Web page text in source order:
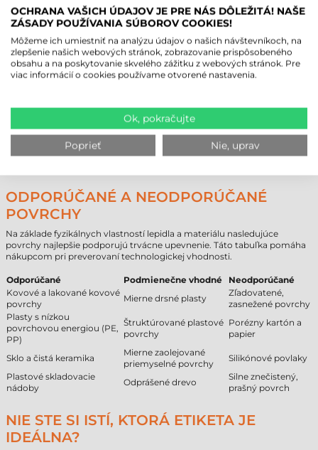
papierových etikiet.
Na tlač je potrebná špeciálna resin farbiaca páska, čo zvyšuje
náklady na tlač v porovnaní s papierom (o cca 20–30 %).
Na silne poréznych, neošetrených kartónových povrchoch môže
permanentné lepidlo vyvíjať svoju maximálnu silu pomalšie.
POROVNANIE ŽIVOTNOSTI
Typ materiálu
Očakávaná životnosť (interiér)
Direct thermal (termocitlivý)
6–18 mesiacov
ODPORÚČANÉ A NEODPORÚČANÉ
POVRCHY
Na základe fyzikálnych vlastností lepidla a materiálu nasledujúce
povrchy najlepšie podporujú trvácne upevnenie. Táto tabuľka pomáha
nákupcom pri preverovaní technologickej vhodnosti.
Odporúčané Podmienečne vhodné
Neodporúčané
Kovové a lakované kovové
povrchy
Mierne drsné plasty
Zľadovatené,
zasnežené povrchy
Plasty s nízkou
povrchovou energiou (PE,
PP)
Štruktúrované plastové
povrchy
Porézny kartón a
papier
Sklo a čistá keramika
Mierne zaolejované
priemyselné povrchy
Silikónové povlaky
Plastové skladovacie
nádoby
Odprášené drevo
Silne znečistený,
prašný povrch
NIE STE SI ISTÍ, KTORÁ ETIKETA JE
IDEÁLNA?
OCHRANA VAŠICH ÚDAJOV JE PRE NÁS DÔLEŽITÁ! NAŠE
ZÁSADY POUŽÍVANIA SÚBOROV COOKIES!
Môžeme ich umiestniť na analýzu údajov o našich návštevníkoch, na
zlepšenie našich webových stránok, zobrazovanie prispôsobeného
obsahu a na poskytovanie skvelého zážitku z webových stránok. Pre
viac informácií o cookies používame otvorené nastavenia.
Ok, pokračujte
Poprieť Nie, uprav